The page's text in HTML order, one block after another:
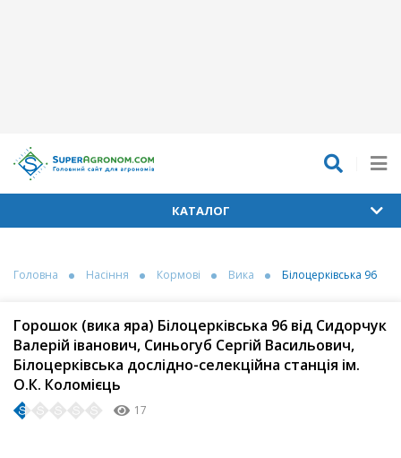
КАТАЛОГ
Головна Насіння Кормові Вика Білоцерківська 96
Горошок (вика яра) Білоцерківська 96 від Сидорчук
Валерій іванович, Синьогуб Сергій Васильович,
Білоцерківська дослідно-селекційна станція ім.
О.К. Коломієць
17